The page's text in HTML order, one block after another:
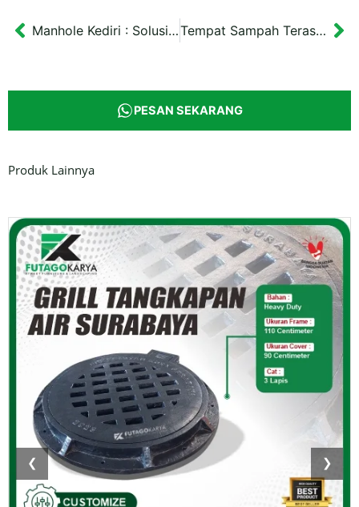
Prev Manhole Kediri : Solusi Drainase Modern Cover 70×70 cm Tempat Sampah Teraso Estetik 50x50x90 cm
PESAN SEKARANG
Produk Lainnya
❮ ❯